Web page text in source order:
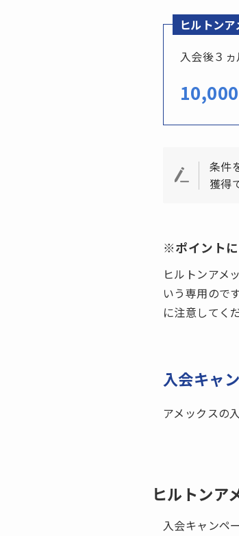
ヒルトン
入会後３
条件
獲得
※ポイント
ヒルトンアメ
いう専用ので
に注意してく
入会キャ
アメックスの
ヒルトンア
入会キャンペ